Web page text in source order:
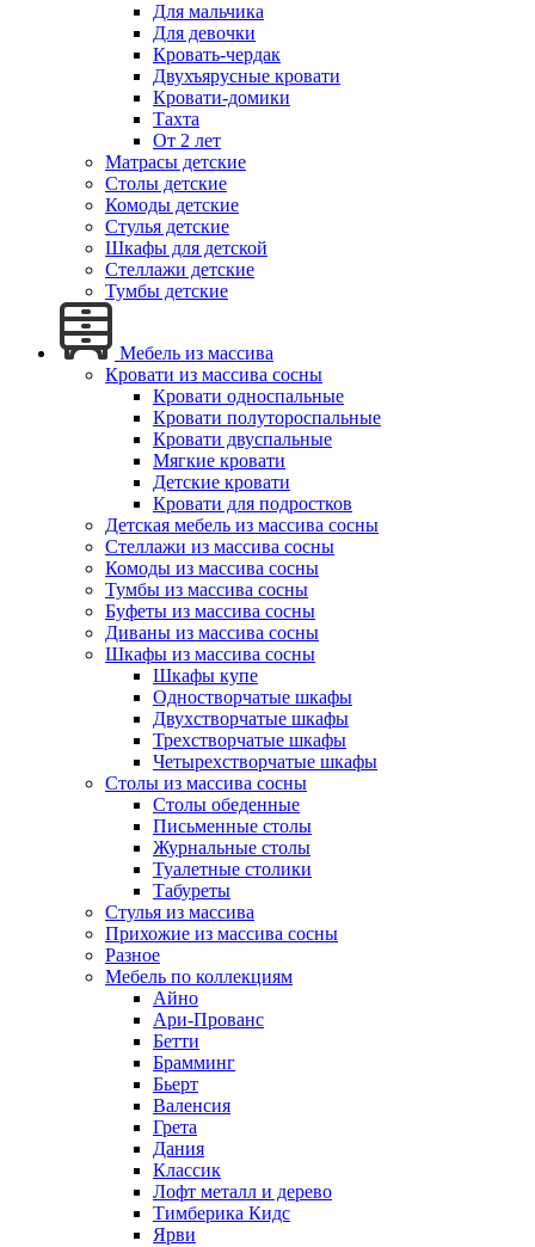
Для мальчика
Для девочки
Кровать-чердак
Двухъярусные кровати
Кровати-домики
Тахта
От 2 лет
Матрасы детские
Столы детские
Комоды детские
Стулья детские
Шкафы для детской
Стеллажи детские
Тумбы детские
Мебель из массива
Кровати из массива сосны
Кровати односпальные
Кровати полутороспальные
Кровати двуспальные
Мягкие кровати
Детские кровати
Кровати для подростков
Детская мебель из массива сосны
Стеллажи из массива сосны
Комоды из массива сосны
Тумбы из массива сосны
Буфеты из массива сосны
Диваны из массива сосны
Шкафы из массива сосны
Шкафы купе
Одностворчатые шкафы
Двухстворчатые шкафы
Трехстворчатые шкафы
Четырехстворчатые шкафы
Столы из массива сосны
Столы обеденные
Письменные столы
Журнальные столы
Туалетные столики
Табуреты
Стулья из массива
Прихожие из массива сосны
Разное
Мебель по коллекциям
Айно
Ари-Прованс
Бетти
Брамминг
Бьерт
Валенсия
Грета
Дания
Классик
Лофт металл и дерево
Тимберика Кидс
Ярви